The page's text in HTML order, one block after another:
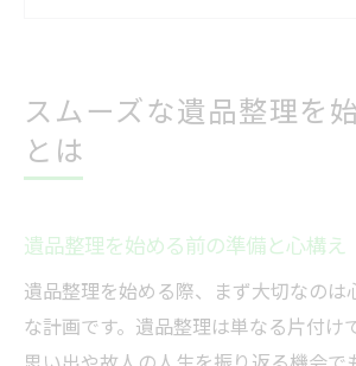
安心できる遺品整理業者選びのコ
遺品整理業者の選び方と信
遺品整理業者選びで損しない
遺品整理で失敗しない業者
見積もり比較でわかる遺品整理
スムーズな遺品整理を
とは
遺品整理を始める前の準備と心構え
遺品整理を始める際、まず大切なのは
な計画です。遺品整理は単なる片付け